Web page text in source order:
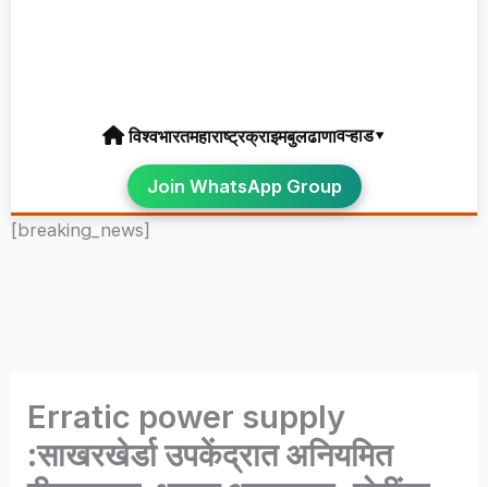
विश्वभारतमहाराष्ट्रक्राइमबुलढाणावऱ्हाड▾
Join WhatsApp Group
[breaking_news]
Erratic power supply
:साखरखेर्डा उपकेंद्रात अनियमित